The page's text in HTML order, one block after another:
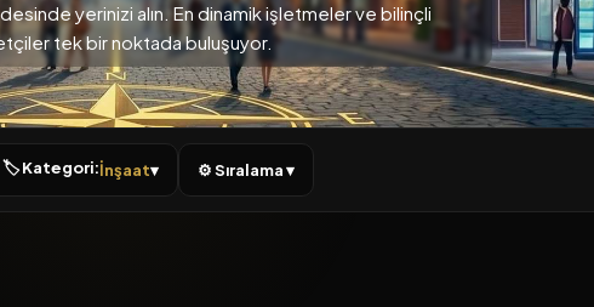
yerinizi alın. En dinamik işletmeler ve bilinçli
tek bir noktada buluşuyor.
🏷 Kategori:İnşaat▾ ⚙ Sıralama ▾